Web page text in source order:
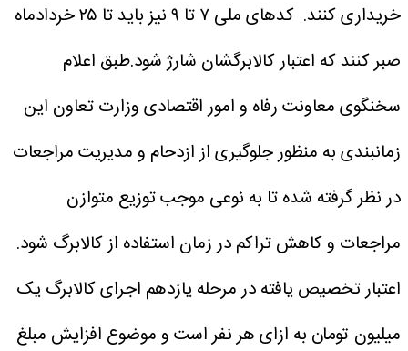
خریداری کنند.
کدهای ملی ۷ تا ۹ نیز باید تا ۲۵ خردادماه
صبر کنند که اعتبار کالابرگشان شارژ شود.طبق اعلام
سخنگوی معاونت رفاه و امور اقتصادی وزارت تعاون این
زمانبندی به منظور جلوگیری از ازدحام و مدیریت مراجعات
در نظر گرفته شده تا به نوعی موجب توزیع متوازن
مراجعات و کاهش تراکم در زمان استفاده از کالابرگ شود.
اعتبار تخصیص یافته در مرحله یازدهم اجرای کالابرگ یک
میلیون تومان به ازای هر نفر است و موضوع افزایش مبلغ